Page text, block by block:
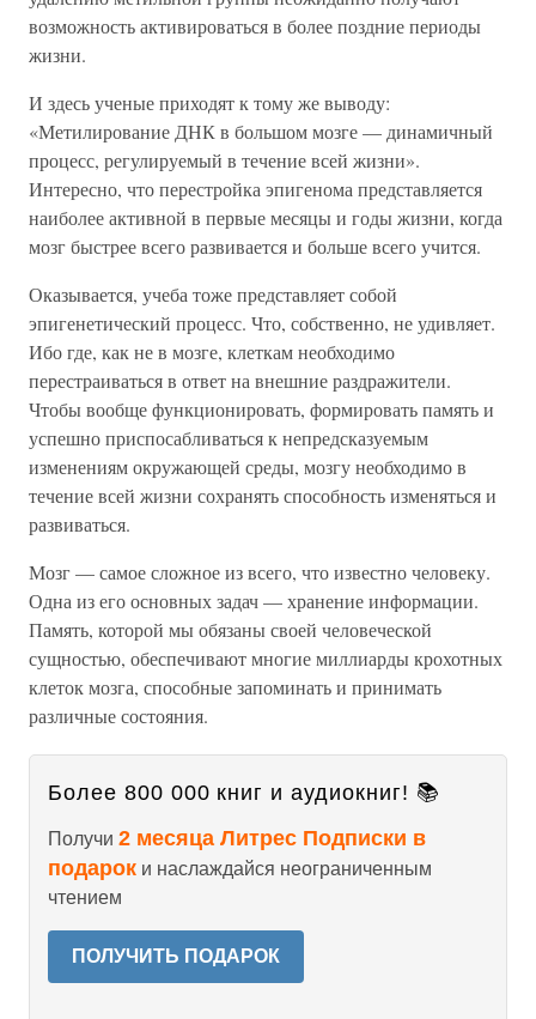
возможность активироваться в более поздние периоды
жизни.
И здесь ученые приходят к тому же выводу:
«Метилирование ДНК в большом мозге — динамичный
процесс, регулируемый в течение всей жизни».
Интересно, что перестройка эпигенома представляется
наиболее активной в первые месяцы и годы жизни, когда
мозг быстрее всего развивается и больше всего учится.
Оказывается, учеба тоже представляет собой
эпигенетический процесс. Что, собственно, не удивляет.
Ибо где, как не в мозге, клеткам необходимо
перестраиваться в ответ на внешние раздражители.
Чтобы вообще функционировать, формировать память и
успешно приспосабливаться к непредсказуемым
изменениям окружающей среды, мозгу необходимо в
течение всей жизни сохранять способность изменяться и
развиваться.
Мозг — самое сложное из всего, что известно человеку.
Одна из его основных задач — хранение информации.
Память, которой мы обязаны своей человеческой
сущностью, обеспечивают многие миллиарды крохотных
клеток мозга, способные запоминать и принимать
различные состояния.
Более 800 000 книг и аудиокниг! 📚
Получи 2 месяца Литрес Подписки в
подарок и наслаждайся неограниченным
чтением
ПОЛУЧИТЬ ПОДАРОК